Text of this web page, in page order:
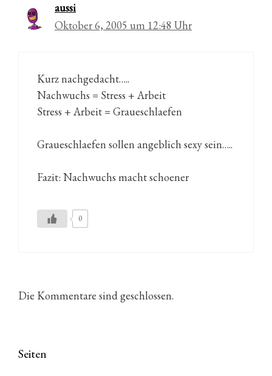
aussi
Oktober 6, 2005 um 12:48 Uhr
Kurz nachgedacht…..
Nachwuchs = Stress + Arbeit
Stress + Arbeit = Graueschlaefen
Graueschlaefen sollen angeblich sexy sein…..
Fazit: Nachwuchs macht schoener
0
Die Kommentare sind geschlossen.
Seiten